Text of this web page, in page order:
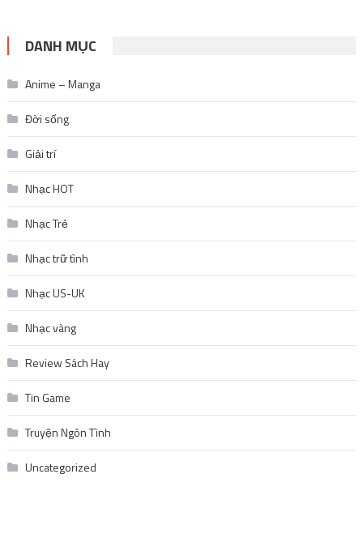
DANH MỤC
Anime – Manga
Đời sống
Giải trí
Nhạc HOT
Nhạc Trẻ
Nhạc trữ tình
Nhạc US-UK
Nhạc vàng
Review Sách Hay
Tin Game
Truyện Ngôn Tình
Uncategorized